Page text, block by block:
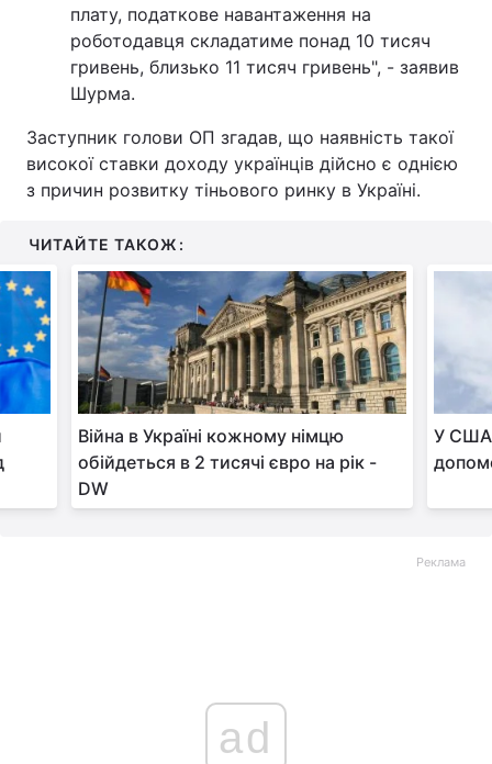
плату, податкове навантаження на
роботодавця складатиме понад 10 тисяч
гривень, близько 11 тисяч гривень", - заявив
Шурма.
Заступник голови ОП згадав, що наявність такої
високої ставки доходу українців дійсно є однією
з причин розвитку тіньового ринку в Україні.
ЧИТАЙТЕ ТАКОЖ:
Війна в Україні кожному німцю
обійдеться в 2 тисячі євро на рік -
DW
У США
Реклама
ad